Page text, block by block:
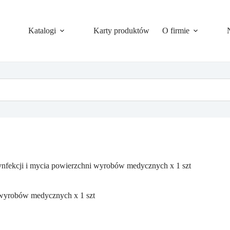
Katalogi Karty produktów O firmie
i mycia powierzchni wyrobów medycznych x 1 szt